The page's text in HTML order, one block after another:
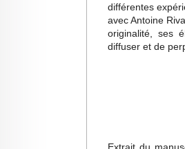
différentes
avec Antoine
originalité, ses
diffuser et de